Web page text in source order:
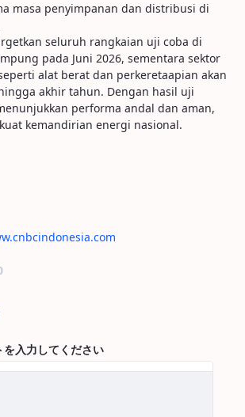
masa penyimpanan dan distribusi di
seluruh rangkaian uji coba di
pada Juni 2026, sementara sektor
alat berat dan perkeretaapian akan
akhir tahun. Dengan hasil uji
performa andal dan aman,
kemandirian energi nasional.
ト
を入力してください